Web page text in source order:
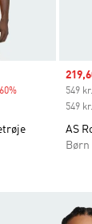
Sale
549
549
AS